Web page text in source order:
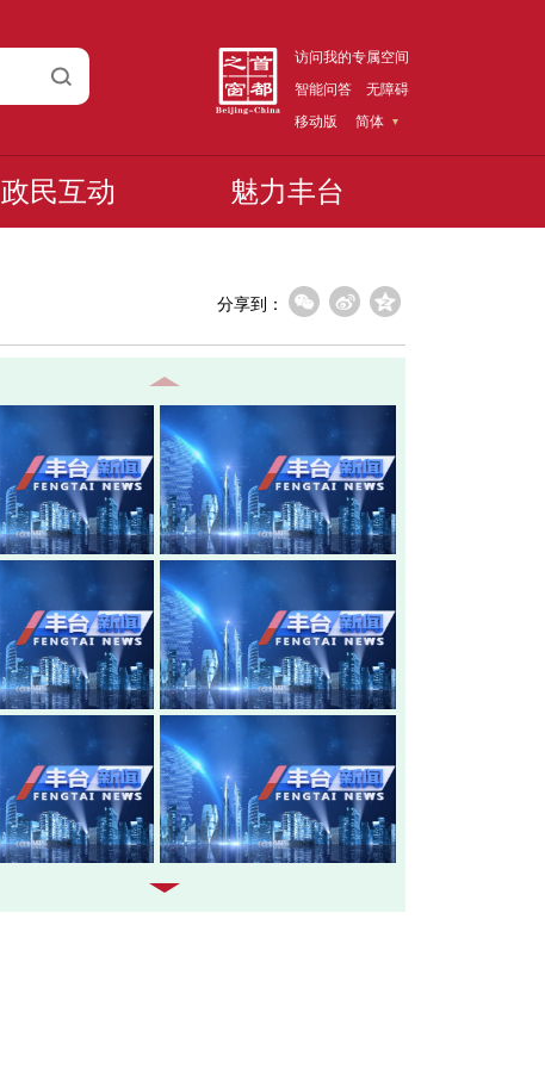
访问我的专属空间
智能问答
无障碍
移动版
简体
政民互动 魅力丰台
分享到：
20260805-丰台新闻
20260803-丰台新闻
20260730-丰台新闻